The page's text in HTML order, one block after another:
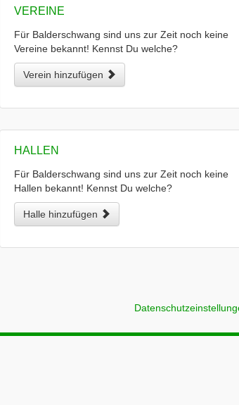
VEREINE
Für Balderschwang sind uns zur Zeit noch keine
Vereine bekannt! Kennst Du welche?
Verein hinzufügen
HALLEN
Für Balderschwang sind uns zur Zeit noch keine
Hallen bekannt! Kennst Du welche?
Halle hinzufügen